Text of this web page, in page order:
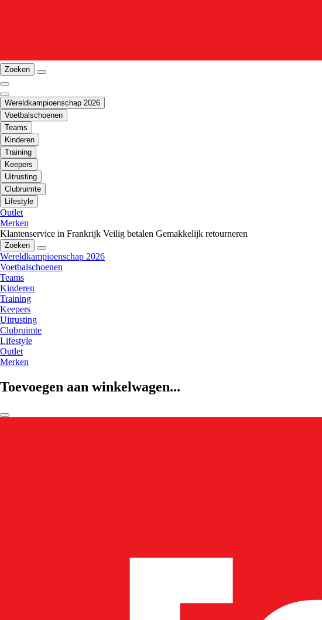
Zoeken
Wereldkampioenschap 2026
Voetbalschoenen
Teams
Kinderen
Training
Keepers
Uitrusting
Clubruimte
Lifestyle
Outlet
Merken
Klantenservice in Frankrijk Veilig betalen Gemakkelijk retourneren
Zoeken
Wereldkampioenschap 2026
Voetbalschoenen
Teams
Kinderen
Training
Keepers
Uitrusting
Clubruimte
Lifestyle
Outlet
Merken
Toevoegen aan winkelwagen...